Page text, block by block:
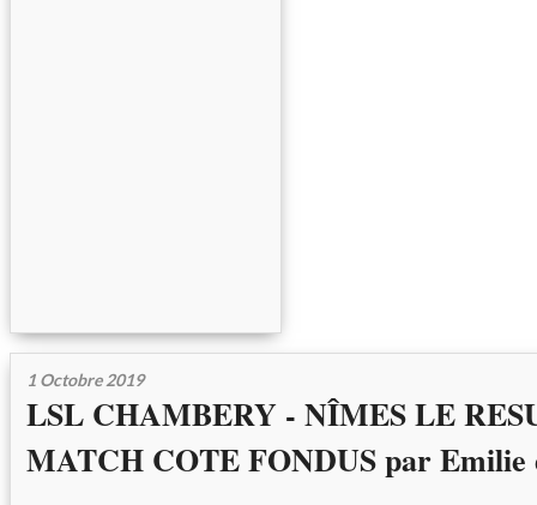
1 Octobre 2019
LSL CHAMBERY - NÎMES LE
MATCH COTE FONDUS par Emilie